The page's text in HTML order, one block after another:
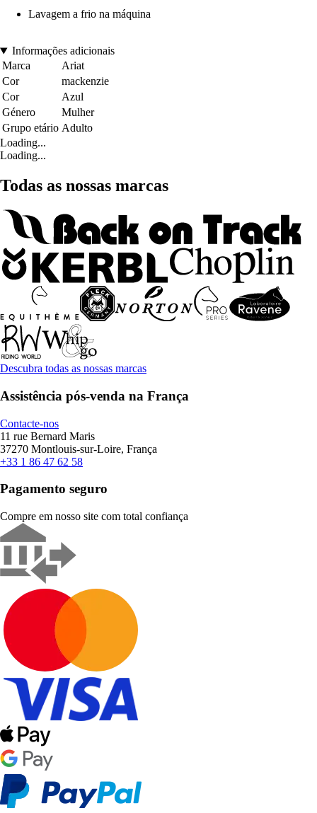
Lavagem a frio na máquina
Informações adicionais
Marca
Ariat
Cor
mackenzie
Cor
Azul
Género
Mulher
Grupo etário Adulto
Loading...
Loading...
Todas as nossas marcas
Descubra todas as nossas marcas
Assistência pós-venda na França
Contacte-nos
11 rue Bernard Maris
37270 Montlouis-sur-Loire, França
+33 1 86 47 62 58
Pagamento seguro
Compre em nosso site com total confiança